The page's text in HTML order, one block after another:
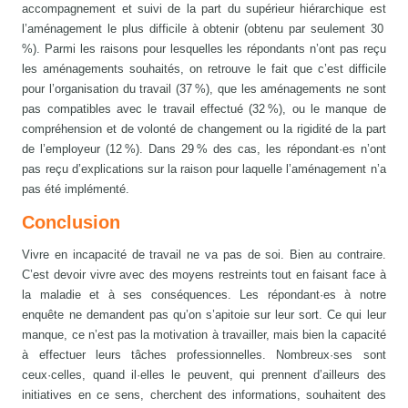
accompagnement et suivi de la part du supérieur hiérarchique est
l’aménagement le plus difficile à obtenir (obtenu par seulement 30
%). Parmi les raisons pour lesquelles les répondants n’ont pas reçu
les aménagements souhaités, on retrouve le fait que c’est difficile
pour l’organisation du travail (37 %), que les aménagements ne sont
pas compatibles avec le travail effectué (32 %), ou le manque de
compréhension et de volonté de changement ou la rigidité de la part
de l’employeur (12 %). Dans 29 % des cas, les répondant·es n’ont
pas reçu d’explications sur la raison pour laquelle l’aménagement n’a
pas été implémenté.
Conclusion
Vivre en incapacité de travail ne va pas de soi. Bien au contraire.
C’est devoir vivre avec des moyens restreints tout en faisant face à
la maladie et à ses conséquences. Les répondant·es à notre
enquête ne demandent pas qu’on s’apitoie sur leur sort. Ce qui leur
manque, ce n’est pas la motivation à travailler, mais bien la capacité
à effectuer leurs tâches professionnelles. Nombreux·ses sont
ceux·celles, quand il·elles le peuvent, qui prennent d’ailleurs des
initiatives en ce sens, cherchent des informations, souhaitent des